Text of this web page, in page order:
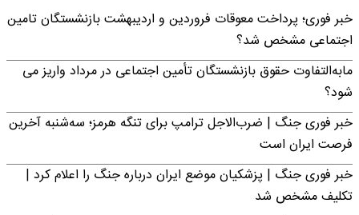
خبر فوری؛ پرداخت معوقات فروردین و اردیبهشت بازنشستگان تامین
اجتماعی مشخص شد؟
مابه‌التفاوت حقوق بازنشستگان تأمین اجتماعی در مرداد واریز می
شود؟
خبر فوری جنگ | ضرب‌الاجل ترامپ برای تنگه هرمز؛ سه‌شنبه آخرین
فرصت ایران است
خبر فوری جنگ | پزشکیان موضع ایران درباره جنگ را اعلام کرد |
تکلیف مشخص شد